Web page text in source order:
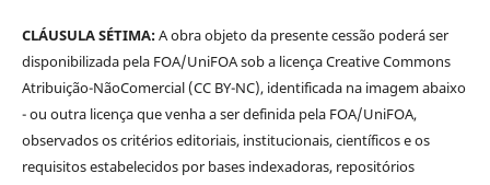
CLÁUSULA SÉTIMA:A obra objeto da presente cessão poderá ser
disponibilizada pela FOA/UniFOA sob a licença Creative Commons
Atribuição-NãoComercial (CC BY-NC), identificada na imagem abaixo
- ou outra licença que venha a ser definida pela FOA/UniFOA,
observados os critérios editoriais, institucionais, científicos e os
requisitos estabelecidos por bases indexadoras, repositórios